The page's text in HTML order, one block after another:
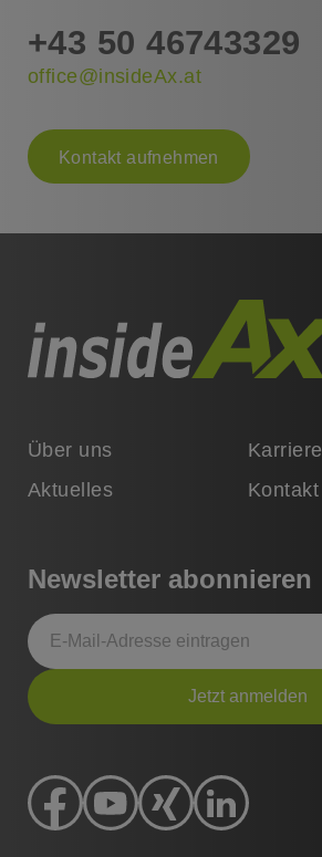
+43 50 46743329
office@insideAx.at
Kontakt aufnehmen
Über uns
Karriere
Aktuelles
Kontakt
Newsletter abonnieren
Jetzt anmelden